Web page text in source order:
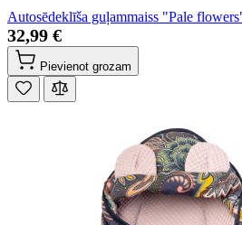
Autosēdeklīša guļammaiss "Pale
32,99 €
Pievienot grozam